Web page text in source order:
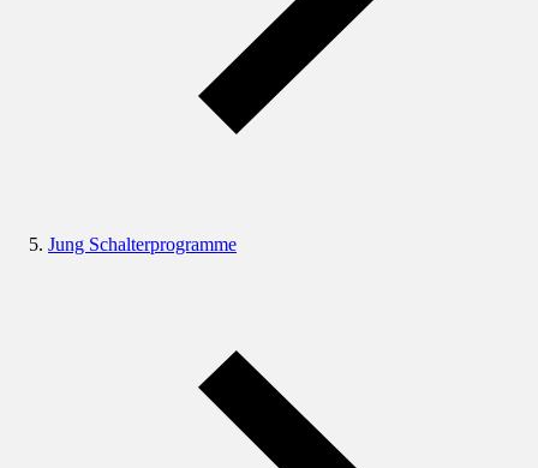
Jung Schalterprogramme